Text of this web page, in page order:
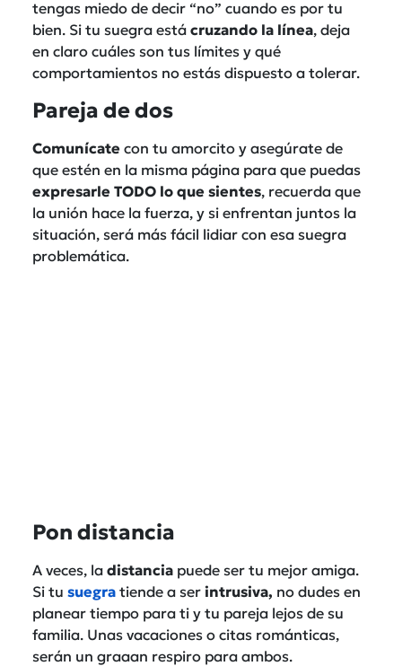
tengas miedo de decir “no” cuando es por tu
bien. Si tu suegra está cruzando la línea, deja
en claro cuáles son tus límites y qué
comportamientos no estás dispuesto a tolerar.
Pareja de dos
Comunícate con tu amorcito y asegúrate de
que estén en la misma página para que puedas
expresarle TODO lo que sientes, recuerda que
la unión hace la fuerza, y si enfrentan juntos la
situación, será más fácil lidiar con esa suegra
problemática.
Pon distancia
A veces, la distancia puede ser tu mejor amiga.
Si tu suegra tiende a ser intrusiva, no dudes en
planear tiempo para ti y tu pareja lejos de su
familia. Unas vacaciones o citas románticas,
serán un graaan respiro para ambos.